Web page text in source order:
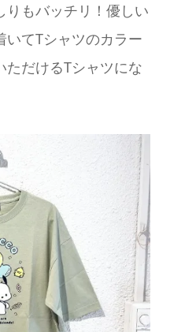
りもバッチリ！優しい
いてTシャツのカラー
ただけるTシャツにな